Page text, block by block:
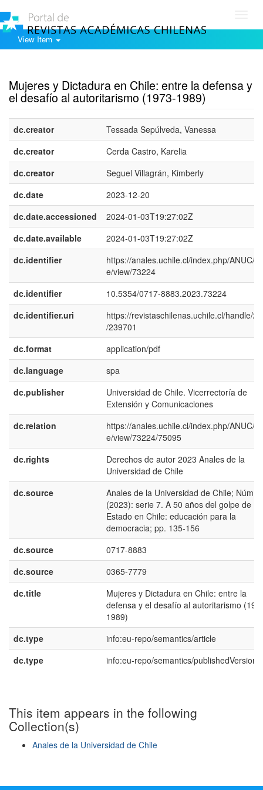
View Item
Mujeres y Dictadura en Chile: entre la defensa y
el desafío al autoritarismo (1973-1989)
dc.creator
Tessada Sepúlveda, Vanessa
dc.creator
Cerda Castro, Karelia
dc.creator
Seguel Villagrán, Kimberly
dc.date
2023-12-20
dc.date.accessioned
2024-01-03T19:27:02Z
dc.date.available
2024-01-03T19:27:02Z
dc.identifier
https://anales.uchile.cl/index.php/ANUC/
e/view/73224
dc.identifier
10.5354/0717-8883.2023.73224
dc.identifier.uri
https://revistaschilenas.uchile.cl/handle/
/239701
dc.format
application/pdf
dc.language
spa
dc.publisher
Universidad de Chile. Vicerrectoría de
Extensión y Comunicaciones
dc.relation
https://anales.uchile.cl/index.php/ANUC/
e/view/73224/75095
dc.rights
Derechos de autor 2023 Anales de la
Universidad de Chile
dc.source
Anales de la Universidad de Chile; Núm.
(2023): serie 7. A 50 años del golpe de
Estado en Chile: educación para la
democracia; pp. 135-156
dc.source
0717-8883
dc.source
0365-7779
dc.title
Mujeres y Dictadura en Chile: entre la
defensa y el desafío al autoritarismo
1989)
dc.type
info:eu-repo/semantics/article
dc.type
info:eu-repo/semantics/publishedVersion
This item appears in the following
Collection(s)
Anales de la Universidad de Chile